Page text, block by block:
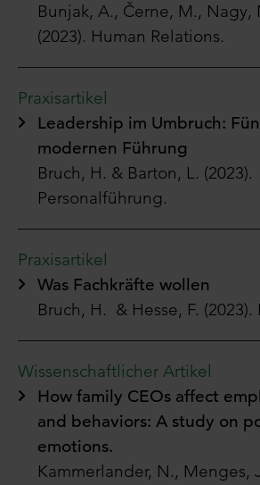
Bunjak, A., Černe, M., Nagy,
(2023). Human Relations.
Praxisartikel
Leadership im Umbruch:
modernen Führung
Bruch, H. & Barton, L. (2023).
Personalführung.
Praxisartikel
Was Fachkräfte wollen
Bruch, H. & Hesse, F. (2023).
Wissenschaftlicher Artikel
How family CEOs affect
and behaviors: A study on
emotions.
Kammerlander, N., Menges,